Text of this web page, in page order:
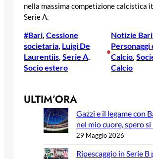
nella massima competizione calcistica
Serie A.
#Bari, Cessione
societaria, Luigi De
Laurentiis, Serie A
Socio estero
•
Notizie
Personaggi
Calcio,
Calcio
ULTIM’ORA
Gazzi e il legame con
nel mio cuore, spero
29 Maggio 2026
Ripescaggio in Serie B